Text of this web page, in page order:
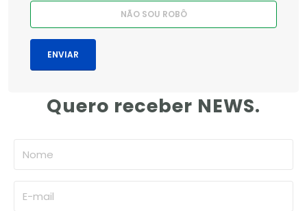
Quero receber NEWS.